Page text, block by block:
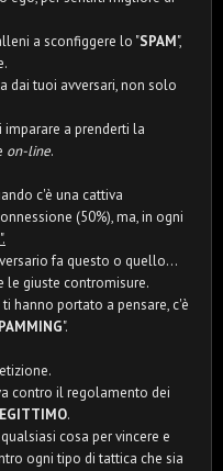
a sconfiggere lo "SPAM",
dai tuoi avversari, non solo
a prenderti la
on-line.
c'è una cattiva
(50%), ma, in ogni
".
fa questo o quello...
le giuste contromisure.
hanno portato a pensare, c'è
".
contro il regolamento dei
.
cosa per vincere e
ogni tipo di tattica che sia